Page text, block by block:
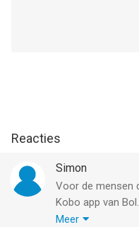
Reacties
Simon
Voor de mensen
Kobo app van
bibliotheek kon
Meer